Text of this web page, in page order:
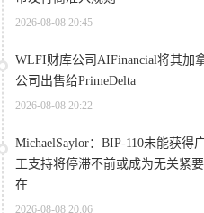
2026-08-08 20:45
WLFI财库公司AIFinancial将其加
公司出售给PrimeDelta
2026-08-08 20:22
MichaelSaylor：BIP-110未能获得
工支持将停滞不前或成为无关紧
在
2026-08-08 20:06